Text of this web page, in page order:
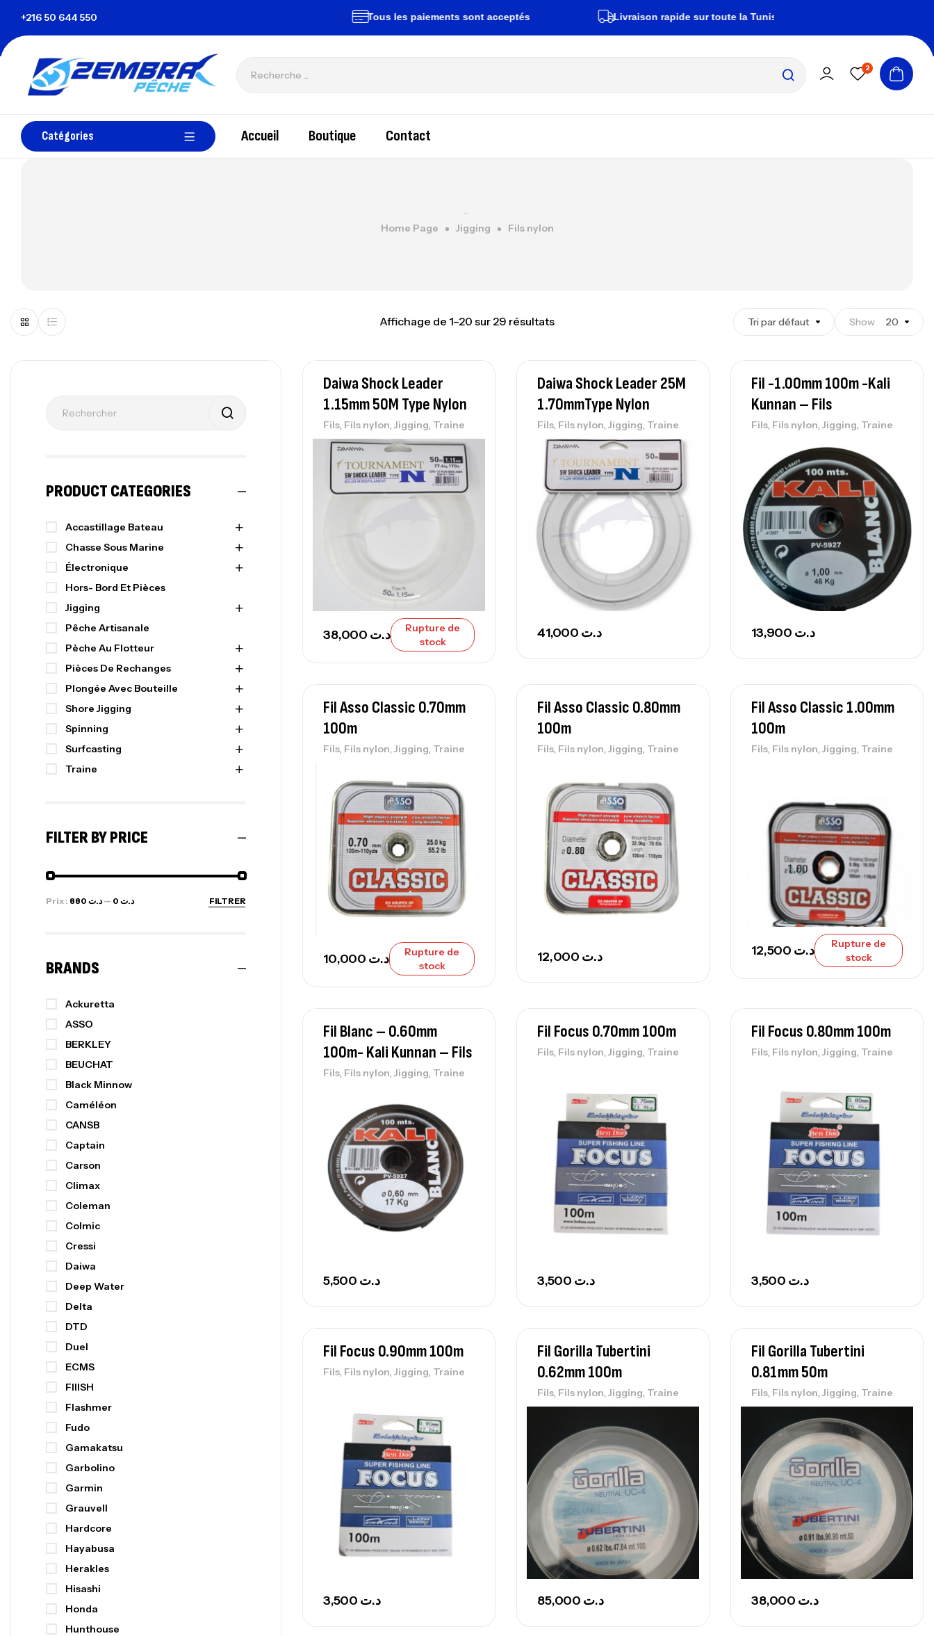
+216 50 644 550zembrapechetunisie@gmail.com Tous les paiements sont acceptés Livraison rapide sur toute la Tunisie
2
Catégories Accueil Boutique Contact
Home Page Jigging Fils nylon
Affichage de 1–20 sur 29 résultats Tri par défaut Show 20
Daiwa Shock Leader
1.15mm 50M Type Nylon
Fils, Fils nylon, Jigging, Traine
د.ت
Rupture de
stock
Daiwa Shock Leader 25M
1.70mmType Nylon
Fils, Fils nylon, Jigging, Traine
د.ت
Fil -1.00mm 100m -kali
Kunnan – Fils
Fils, Fils nylon, Jigging, Traine
د.ت
Fil Asso Classic 0.70mm
100m
Fils, Fils nylon, Jigging, Traine
د.ت
Rupture de
stock
Fil Asso Classic 0.80mm
100m
Fils, Fils nylon, Jigging, Traine
د.ت
Fil Asso Classic 1.00mm
100m
Fils, Fils nylon, Jigging, Traine
د.ت
Rupture de
stock
Fil Blanc – 0.60mm
100m- Kali Kunnan – Fils
Fils, Fils nylon, Jigging, Traine
د.ت
Fil Focus 0.70mm 100m
Fils, Fils nylon, Jigging, Traine
د.ت
Fil Focus 0.80mm 100m
Fils, Fils nylon, Jigging, Traine
د.ت
Fil Focus 0.90mm 100m
Fils, Fils nylon, Jigging, Traine
د.ت
Fil Gorilla Tubertini
0.62mm 100m
Fils, Fils nylon, Jigging, Traine
د.ت
Fil Gorilla Tubertini
0.81mm 50m
Fils, Fils nylon, Jigging, Traine
د.ت
PRODUCT CATEGORIES
Accastillage Bateau
Chasse Sous Marine
Électronique
Hors- Bord Et Pièces
Jigging
Pêche Artisanale
Pèche Au Flotteur
Pièces De Rechanges
Plongée Avec Bouteille
Shore Jigging
Spinning
Surfcasting
Traine
FILTER BY PRICE
FILTRER
Prix : د.ت 0 —د.ت 880
BRANDS
Ackuretta
ASSO
BERKLEY
BEUCHAT
Black Minnow
Caméléon
CANSB
Captain
Carson
Climax
Coleman
Colmic
Cressi
Daiwa
Deep Water
Delta
DTD
Duel
ECMS
FIIISH
Flashmer
Fudo
Gamakatsu
Garbolino
Garmin
Grauvell
Hardcore
Hayabusa
Herakles
Hisashi
Honda
Hunthouse